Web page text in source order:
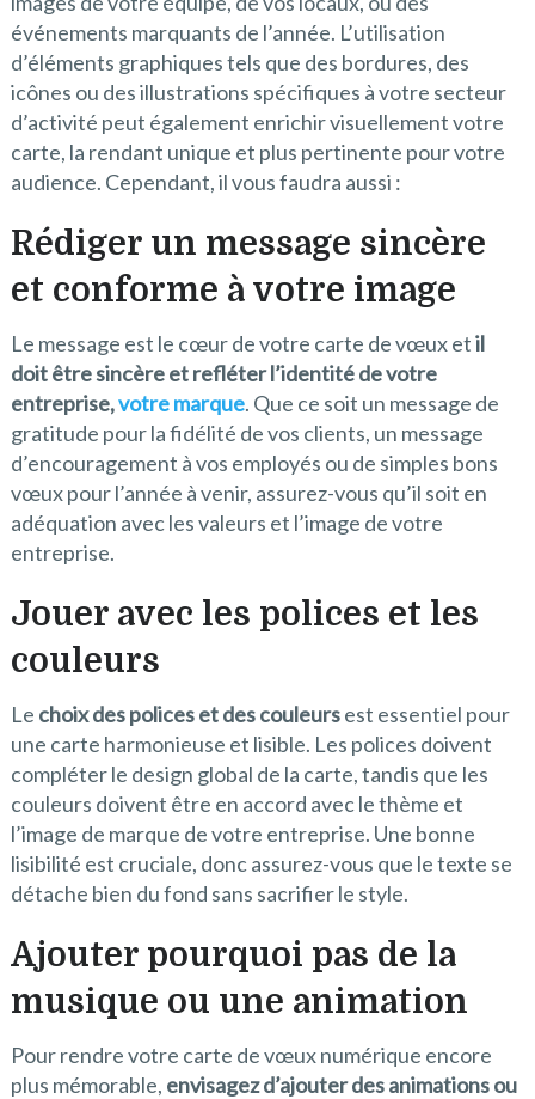
événements marquants de l’année. L’utilisation
d’éléments graphiques tels que des bordures, des
icônes ou des illustrations spécifiques à votre secteur
d’activité peut également enrichir visuellement votre
carte, la rendant unique et plus pertinente pour votre
audience. Cependant, il vous faudra aussi :
Rédiger un message sincère
et conforme à votre image
Le message est le cœur de votre carte de vœux etil
doit être sincère et refléter l’identité de votre
entreprise,votre marque. Que ce soit un message de
gratitude pour la fidélité de vos clients, un message
d’encouragement à vos employés ou de simples bons
vœux pour l’année à venir, assurez-vous qu’il soit en
adéquation avec les valeurs et l’image de votre
entreprise.
Jouer avec les polices et les
couleurs
Le choix des polices et des couleursest essentiel pour
une carte harmonieuse et lisible. Les polices doivent
compléter le design global de la carte, tandis que les
couleurs doivent être en accord avec le thème et
l’image de marque de votre entreprise. Une bonne
lisibilité est cruciale, donc assurez-vous que le texte se
détache bien du fond sans sacrifier le style.
Ajouter pourquoi pas de la
musique ou une animation
Pour rendre votre carte de vœux numérique encore
plus mémorable, envisagez d’ajouter des animations ou